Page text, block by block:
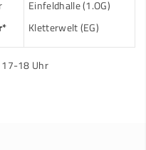
Einfeldhalle (1.OG)
Kletterwelt (EG)
18 Uhr